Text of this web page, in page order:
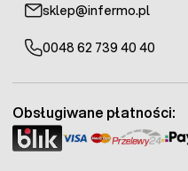
sklep@infermo.pl
0048 62 739 40 40
Obsługiwane płatności: